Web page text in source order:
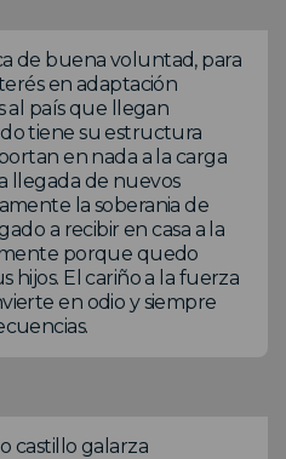
de buena voluntad, para
en adaptación
al país que llegan
tiene su estructura
en nada a la carga
llegada de nuevos
la soberania de
a recibir en casa a la
porque quedo
hijos. El cariño a la fuerza
en odio y siempre
castillo galarza